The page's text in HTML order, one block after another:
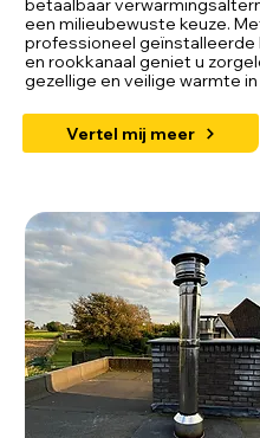
betaalbaar
een milieubewuste keuze.
professioneel geïnstalleerde
en rookkanaal geniet u
gezellige en veilige warmte in
Vertel mij meer